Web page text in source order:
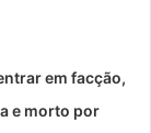
em facção,
e morto por